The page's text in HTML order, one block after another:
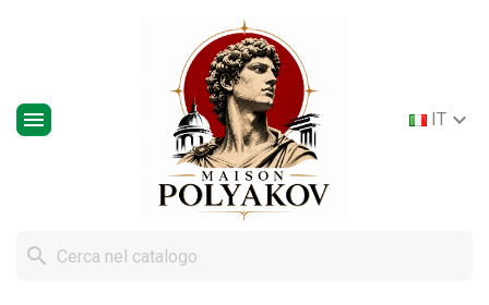
 IT 
